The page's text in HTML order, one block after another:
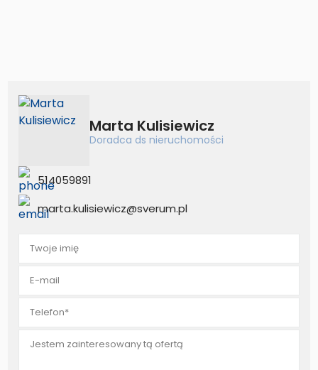
Marta Kulisiewicz
Doradca ds nieruchomości
514059891
marta.kulisiewicz@sverum.pl